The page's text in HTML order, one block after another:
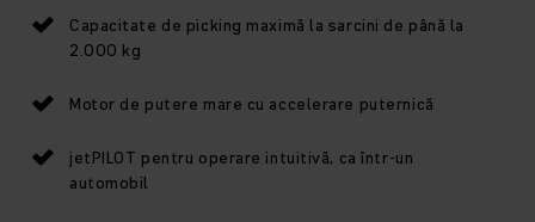
Capacitate de picking maximă la sarcini de până la
2.000 kg
Motor de putere mare cu accelerare puternică
jetPILOT pentru operare intuitivă, ca într-un
automobil